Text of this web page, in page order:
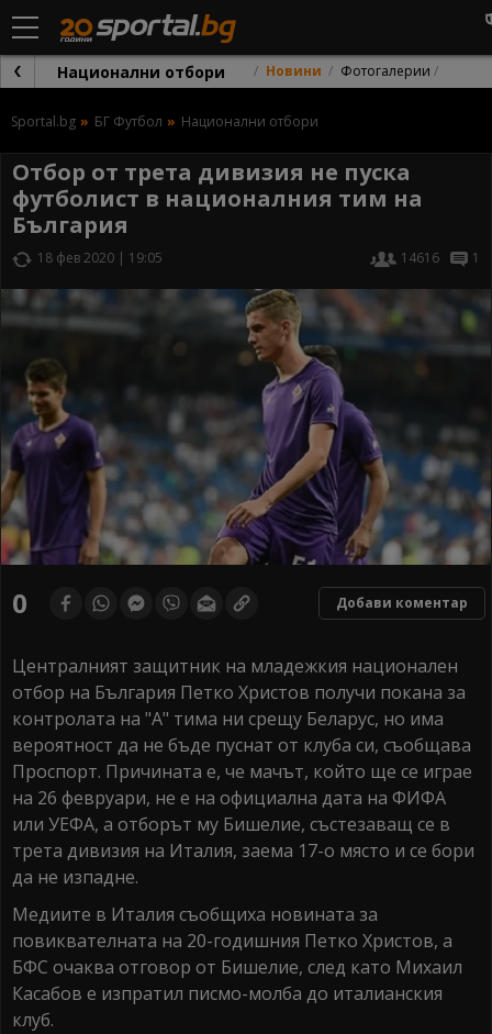
Национални отбори Новини Фотогалерии
Sportal.bg БГ Футбол Национални отбори
Отбор от трета дивизия не пуска
футболист в националния тим на
България
18 фев 2020 | 19:05 14616 1
0 Добави коментар
Централният защитник на младежкия национален
отбор на България Петко Христов получи покана за
контролата на "А" тима ни срещу Беларус, но има
вероятност да не бъде пуснат от клуба си, съобщава
Проспорт. Причината е, че мачът, който ще се играе
на 26 февруари, не е на официална дата на ФИФА
или УЕФА, а отборът му Бишелие, състезаващ се в
трета дивизия на Италия, заема 17-о място и се бори
да не изпадне.
Медиите в Италия съобщиха новината за
повиквателната на 20-годишния Петко Христов, а
БФС очаква отговор от Бишелие, след като Михаил
Касабов е изпратил писмо-молба до италианския
клуб.